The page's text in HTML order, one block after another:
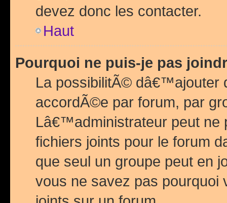
devez donc les contacter.
Haut
Pourquoi ne puis-je pas
La possibilitÃ© dâ€™ajouter
accordÃ©e par forum, par
Lâ€™administrateur peut
fichiers joints pour le forum
que seul un groupe peut en
vous ne savez pas pourquoi